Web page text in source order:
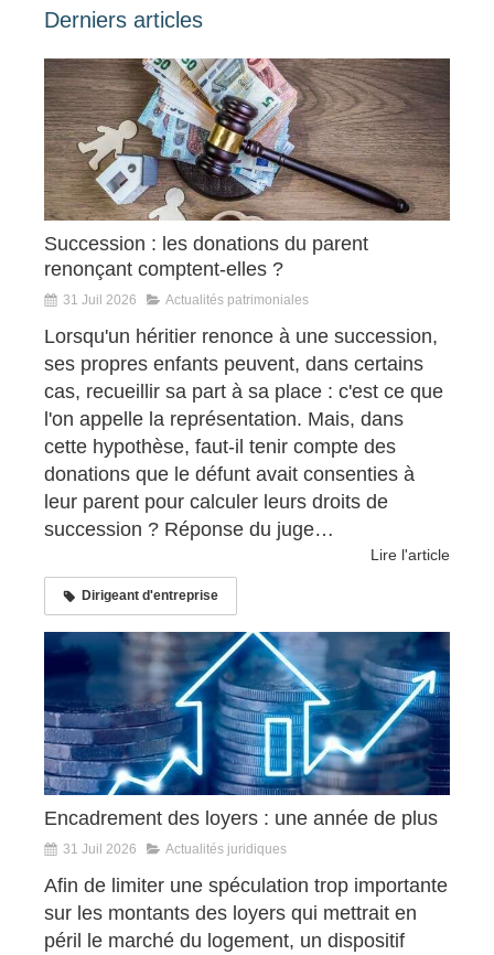
Derniers articles
Succession : les donations du parent
renonçant comptent-elles ?
31 Juil 2026 Actualités patrimoniales
Lorsqu'un héritier renonce à une succession,
ses propres enfants peuvent, dans certains
cas, recueillir sa part à sa place : c'est ce que
l'on appelle la représentation. Mais, dans
cette hypothèse, faut-il tenir compte des
donations que le défunt avait consenties à
leur parent pour calculer leurs droits de
succession ? Réponse du juge…
Lire l'article
Dirigeant d'entreprise
Encadrement des loyers : une année de plus
31 Juil 2026 Actualités juridiques
Afin de limiter une spéculation trop importante
sur les montants des loyers qui mettrait en
péril le marché du logement, un dispositif